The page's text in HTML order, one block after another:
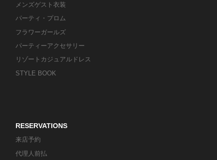
メンズゲスト衣装
パーティ・プロム
フラワーガールズ
パーティーアクセサリー
リゾートカジュアルドレス
STYLE BOOK
RESERVATIONS
来店予約
代理人前払